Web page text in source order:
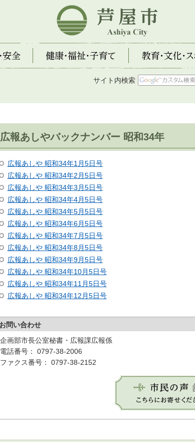
芦屋市
健康・福祉・子育て 教育・文化・スポーツ
サイト内検索
広報あしやバックナンバー 昭和34年
広報あしや 昭和34年1月5日号
広報あしや 昭和34年2月5日号
広報あしや 昭和34年3月5日号
広報あしや 昭和34年4月5日号
広報あしや 昭和34年5月5日号
広報あしや 昭和34年6月5日号
広報あしや 昭和34年7月5日号
広報あしや 昭和34年8月5日号
広報あしや 昭和34年9月5日号
広報あしや 昭和34年10月5日号
広報あしや 昭和34年11月5日号
広報あしや 昭和34年12月5日号
お問い合わせ
企画部市長公室秘書・広報課広報係
電話番号： 0797-38-2006
ファクス番号： 0797-38-2152